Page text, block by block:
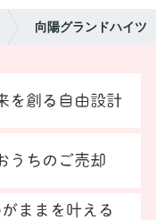
向陽グランドハイツ